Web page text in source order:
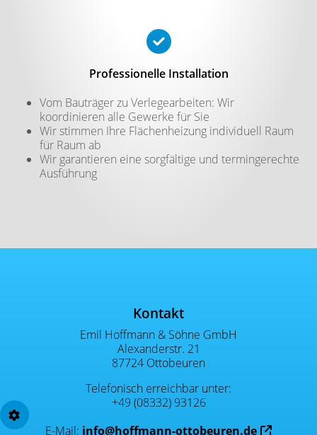
Professionelle Installation
Vom Bauträger zu Verlegearbeiten: Wir
koordinieren alle Gewerke für Sie
Wir stimmen Ihre Flächenheizung individuell Raum
für Raum ab
Wir garantieren eine sorgfältige und termingerechte
Ausführung
Kontakt
Emil Hoffmann & Söhne GmbH
Alexanderstr. 21
87724 Ottobeuren
Telefonisch erreichbar unter:
+49 (08332) 93126
E-Mail: info@hoffmann-ottobeuren.de